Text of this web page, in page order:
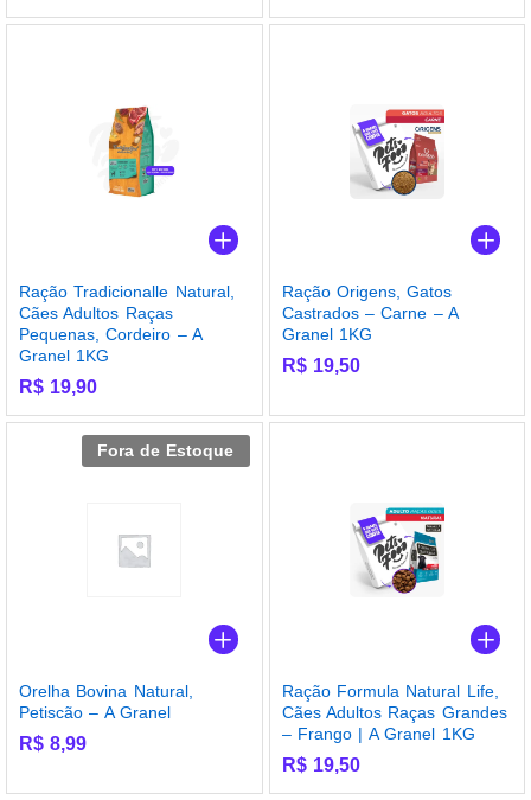
Ração Tradicionalle Natural,
Cães Adultos Raças
Pequenas, Cordeiro – A
Granel 1KG
R$ 19,90
Ração Origens, Gatos
Castrados – Carne – A
Granel 1KG
R$19,50
Fora de Estoque
Orelha Bovina Natural,
Petiscão – A Granel
R$ 8,99
Ração Formula Natural Life,
Cães Adultos Raças Grandes
– Frango | A Granel 1KG
R$19,50